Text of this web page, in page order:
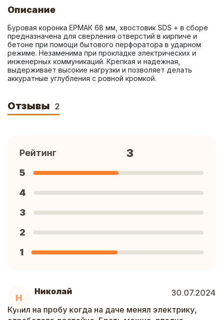
Описание
Буровая коронка ЕРМАК 68 мм, хвостовик SDS + в сборе
предназначена для сверления отверстий в кирпиче и
бетоне при помощи бытового перфоратора в ударном
режиме. Незаменима при прокладке электрических и
инженерных коммуникаций. Крепкая и надежная,
выдерживает высокие нагрузки и позволяет делать
аккуратные углубления с ровной кромкой.
Отзывы 2
Н
Николай
30.07.2024
Купил на пробу когда на даче менял электрику,
Рейтинг 3
5
4
3
2
1